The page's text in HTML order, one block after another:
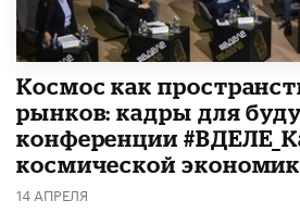
Космос как
рынков: кадры для
конференции
космической
14 АПРЕЛЯ